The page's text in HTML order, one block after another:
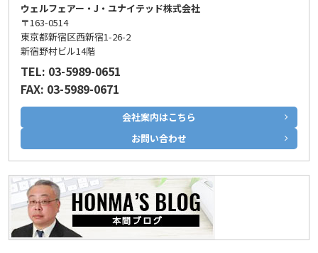
ウェルフェアー・J・ユナイテッド株式会社
〒163-0514
東京都新宿区西新宿1-26-2
新宿野村ビル14階
TEL: 03-5989-0651
FAX: 03-5989-0671
会社案内はこちら
お問い合わせ